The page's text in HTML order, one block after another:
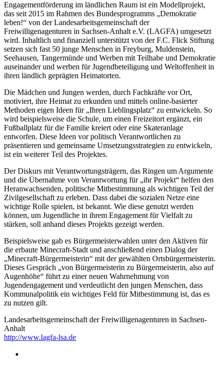
Engagementförderung im ländlichen Raum ist ein Modellprojekt,
das seit 2015 im Rahmen des Bundesprogramms „Demokratie
leben!“ von der Landesarbeitsgemeinschaft der
Freiwilligenagenturen in Sachsen-Anhalt e.V. (LAGFA) umgesetzt
wird. Inhaltlich und finanziell unterstützt von der F.C. Flick Stiftung
setzen sich fast 50 junge Menschen in Freyburg, Muldenstein,
Seehausen, Tangermünde und Werben mit Teilhabe und Demokratie
auseinander und werben für Jugendbeteiligung und Weltoffenheit in
ihren ländlich geprägten Heimatorten.
Die Mädchen und Jungen werden, durch Fachkräfte vor Ort,
motiviert, ihre Heimat zu erkunden und mittels online-basierter
Methoden eigen Ideen für „Ihren Lieblingsplatz“ zu entwickeln. So
wird beispielsweise die Schule, um einen Freizeitort ergänzt, ein
Fußballplatz für die Familie kreiert oder eine Skateranlage
entworfen. Diese Ideen vor politisch Verantwortlichen zu
präsentieren und gemeinsame Umsetzungsstrategien zu entwickeln,
ist ein weiterer Teil des Projektes.
Der Diskurs mit Verantwortungsträgern, das Ringen um Argumente
und die Übernahme von Verantwortung für „ihr Projekt“ helfen den
Heranwachsenden, politische Mitbestimmung als wichtigen Teil der
Zivilgesellschaft zu erleben. Dass dabei die sozialen Netze eine
wichtige Rolle spielen, ist bekannt. Wie diese genutzt werden
können, um Jugendliche in ihrem Engagement für Vielfalt zu
stärken, soll anhand dieses Projekts gezeigt werden.
Beispielsweise gab es Bürgermeisterwahlen unter den Aktiven für
die erbaute Minecraft-Stadt und anschließend einen Dialog der
„Minecraft-Bürgermeisterin“ mit der gewählten Ortsbürgermeisterin.
Dieses Gespräch „von Bürgermeisterin zu Bürgermeisterin, also auf
Augenhöhe“ führt zu einer neuen Wahrnehmung von
Jugendengagement und verdeutlicht den jungen Menschen, dass
Kommunalpolitik ein wichtiges Feld für Mitbestimmung ist, das es
zu nutzen gilt.
Landesarbeitsgemeinschaft der Freiwilligenagenturen in Sachsen-
Anhalt
http://www.lagfa-lsa.de